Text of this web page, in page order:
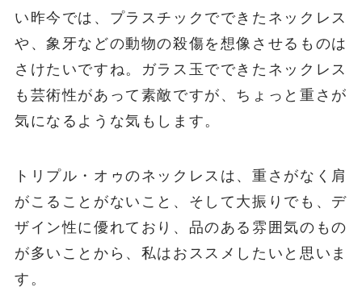
い昨今では、プラスチックでできたネックレス
や、象牙などの動物の殺傷を想像させるものは
さけたいですね。ガラス玉でできたネックレス
も芸術性があって素敵ですが、ちょっと重さが
気になるような気もします。
トリプル・オゥのネックレスは、重さがなく肩
がこることがないこと、そして大振りでも、デ
ザイン性に優れており、品のある雰囲気のもの
が多いことから、私はおススメしたいと思いま
す。